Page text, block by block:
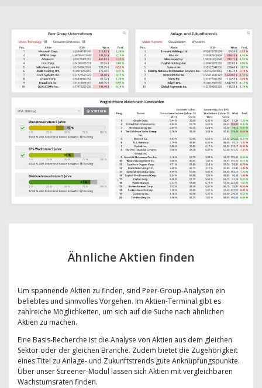
Ähnliche Aktien finden
Um spannende Aktien zu finden, sind Peer-Group-Analysen ein
beliebtes und sinnvolles Vorgehen. Im Aktien-Terminal gibt es
zahlreiche Möglichkeiten, um sich auf die Suche nach ähnlichen
Aktien zu machen.
Eine Basis-Recherche ist die Analyse von Aktien aus dem gleichen
Sektor oder der gleichen Branche. Zudem bietet die Zugehörigkeit
eines Titel zu Anlage- und Zukunftstrends gute Anknüpfungspunkte.
Über unser Screener-Modul lassen sich Aktien mit vergleichbaren
Wachstumsraten finden.